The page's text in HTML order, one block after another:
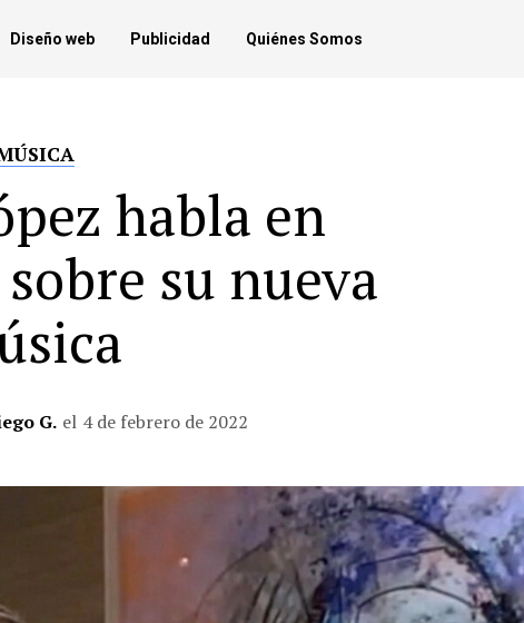
Diseño web Publicidad Quiénes Somos
habla en
su nueva
G. el 4 de febrero de 2022